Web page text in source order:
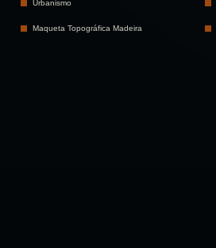
Urbanismo
Maqueta Topográfica Madeira